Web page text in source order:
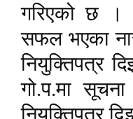
गरिएको छ ।
सफल भएका
नियुक्तिपत्र
गो.प.मा
नियुक्तिपत्र